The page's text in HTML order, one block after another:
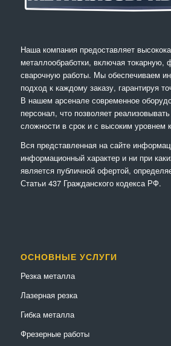
Наша компания предоставляет
металлообработки, включая токарную,
сварочную работы. Мы обеспечиваем
подход к каждому заказу, гарантируя
В нашем арсенале современное
персонал, что позволяет
сложности в срок и с высоким уровнем
Вся представленная на сайте
информационный характер и ни при
является публичной офертой,
Статьи 437 Гражданского кодекса РФ.
ОСНОВНЫЕ УСЛУГИ
Резка металла
Лазерная резка
Гибка металла
Фрезерные работы